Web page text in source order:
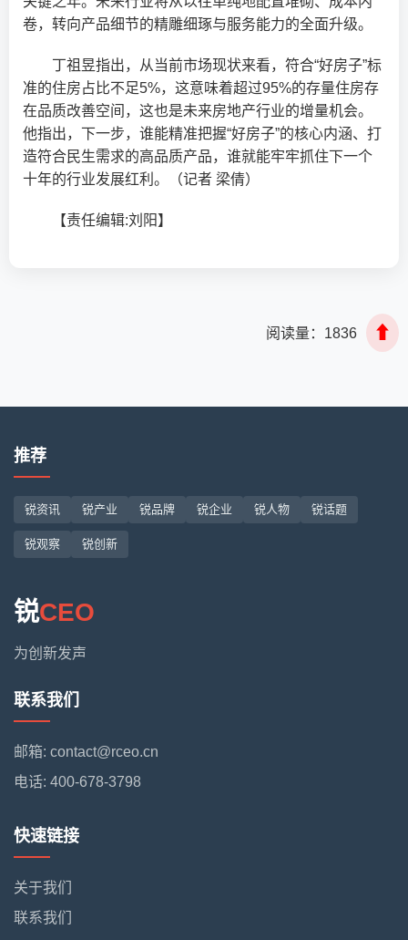
卷，转向产品细节的精雕细琢与服务能力的全面升级。
丁祖昱指出，从当前市场现状来看，符合“好房子”标
准的住房占比不足5%，这意味着超过95%的存量住房存
在品质改善空间，这也是未来房地产行业的增量机会。
他指出，下一步，谁能精准把握“好房子”的核心内涵、打
造符合民生需求的高品质产品，谁就能牢牢抓住下一个
十年的行业发展红利。（记者 梁倩）
【责任编辑:刘阳】
阅读量： 1836 ⬆
推荐
锐资讯 锐产业 锐品牌 锐企业 锐人物 锐话题
锐观察 锐创新
锐CEO
为创新发声
联系我们
邮箱: contact@rceo.cn
电话: 400-678-3798
快速链接
关于我们
联系我们